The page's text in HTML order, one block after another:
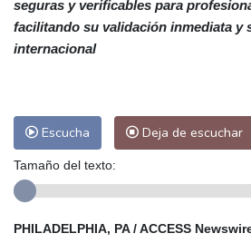
Las Palmas de Gran Canaria
Ibiza
Panama City
27 °C
seguras y verificables para
facilitando su validación inmediata y
internacional
Escucha Deja de escuchar
Tamaño del texto:
PHILADELPHIA, PA / ACCESS